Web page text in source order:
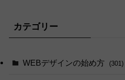
カテゴリー
WEBデザインの始め方 (301)